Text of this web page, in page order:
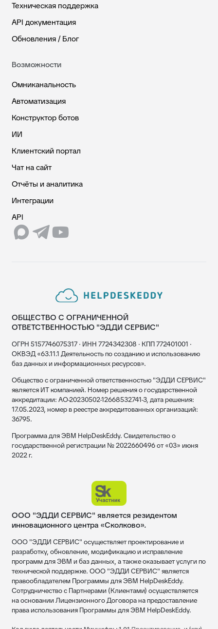
Техническая поддержка
API документация
Обновления / Блог
Возможности
Омниканальность
Автоматизация
Конструктор ботов
ИИ
Клиентский портал
Чат на сайт
Отчёты и аналитика
Интеграции
API
ОБЩЕСТВО С ОГРАНИЧЕННОЙ
ОТВЕТСТВЕННОСТЬЮ "ЭДДИ СЕРВИС"
ОГРН 5157746075317 · ИНН 7724342308 · КПП 772401001 ·
ОКВЭД «63.11.1 Деятельность по созданию и использованию
баз данных и информационных ресурсов».
Общество с ограниченной ответственностью "ЭДДИ СЕРВИС"
является ИТ компанией. Номер решения о государственной
аккредитации: АО-20230502-12668532741-3, дата решения:
17.05.2023, номер в реестре аккредитованных организаций:
36795.
Программа для ЭВМ HelpDeskEddy. Свидетельство о
государственной регистрации № 2022660496 от «03» июня
2022 г.
ООО "ЭДДИ СЕРВИС" является резидентом
инновационного центра «Сколково».
ООО "ЭДДИ СЕРВИС" осуществляет проектирование и
разработку, обновление, модификацию и исправление
программ для ЭВМ и баз данных, а также оказывает услуги по
технической поддержке. ООО "ЭДДИ СЕРВИС" является
правообладателем Программы для ЭВМ HelpDeskEddy.
Сотрудничество с Партнерами (Клиентами) осуществляется
на основании Лицензионного Договора на предоставление
права использования Программы для ЭВМ HelpDeskEddy.